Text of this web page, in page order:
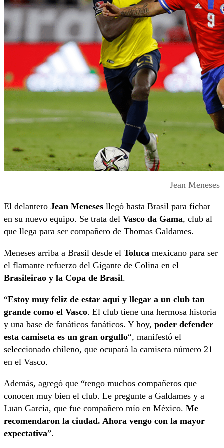
Jean Meneses
El delantero Jean Meneses llegó hasta Brasil para fichar
en su nuevo equipo. Se trata del Vasco da Gama, club al
que llega para ser compañero de Thomas Galdames.
Meneses arriba a Brasil desde el Toluca mexicano para ser
el flamante refuerzo del Gigante de Colina en el
Brasileirao y la Copa de Brasil.
“Estoy muy feliz de estar aquí y llegar a un club tan
grande como el Vasco. El club tiene una hermosa historia
y una base de fanáticos fanáticos. Y hoy, poder defender
esta camiseta es un gran orgullo“, manifestó el
seleccionado chileno, que ocupará la camiseta número 21
en el Vasco.
Además, agregó que “tengo muchos compañeros que
conocen muy bien el club. Le pregunte a Galdames y a
Luan García, que fue compañero mío en México. Me
recomendaron la ciudad. Ahora vengo con la mayor
expectativa”.